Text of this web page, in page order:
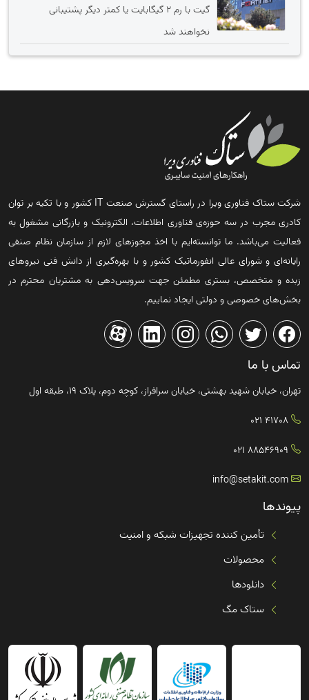
گیت با رم 2 گیگابایت یا کمتر دیگر پشتیبانی
نخواهند شد
شرکت ستاک فناوری ویرا در راستای گسترش صنعت IT کشور و با تکیه بر توان
کادری مجرب در سه حوزه‌ی فناوری اطلاعات، الکترونیک و بازرگانی مشغول به
فعالیت می‌باشد. ما توانسته‌ایم با اخذ مجوزهای لازم از سازمان نظام صنفی
رایانه‌ای و شورای عالی انفورماتیک کشور و با بهره‌گیری از دانش فنی نیروهای
زبده و متخصص، بستری مطمئن جهت سرویس‌دهی به مشتریان محترم در
بخش‌های خصوصی و دولتی ایجاد نماییم.
تماس با ما
تهران، خیابان شهید بهشتی، خیابان سرافراز، کوچه دوم، پلاک ۱۹، طبقه اول
41708 021
88546909 021
info@setakit.com
پیوندها
تأمین کننده تجهیزات شبکه و امنیت
محصولات
دانلودها
ستاک مگ